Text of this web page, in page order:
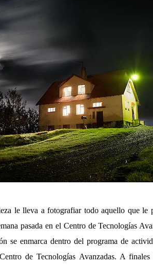
le lleva a fotografiar todo aquello que le
pasada en el Centro de Tecnologías
se enmarca dentro del programa de
de Tecnologías Avanzadas. A